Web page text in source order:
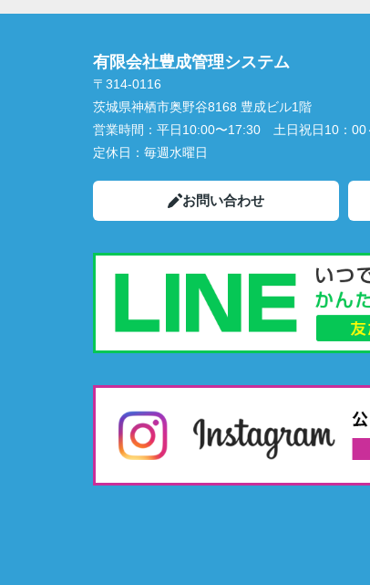
有限会社豊成管理システム
〒314-0116
茨城県神栖市奥野谷8168 豊成ビル1階
営業時間： 平日10:00〜17:30 土日祝日10：00
定休日： 毎週水曜日
お問い合わせ